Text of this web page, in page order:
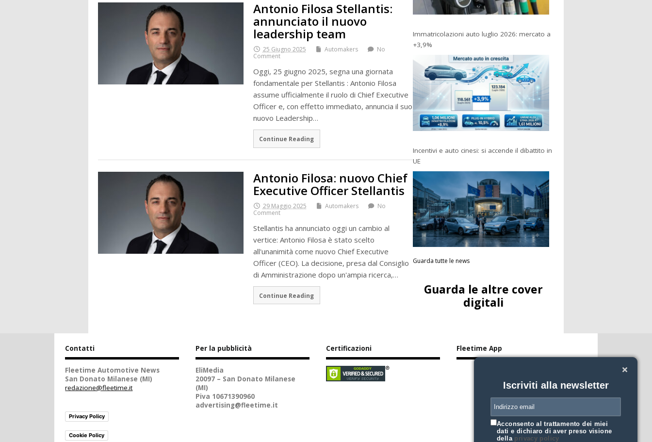
Antonio Filosa Stellantis:
annunciato il nuovo
leadership team
25 Giugno 2025 Automakers
No
Comment
Oggi, 25 giugno 2025, segna una giornata
fondamentale per Stellantis : Antonio Filosa
assume ufficialmente il ruolo di Chief Executive
Officer e, con effetto immediato, annuncia il suo
nuovo Leadership…
Continue Reading
Antonio Filosa: nuovo Chief
Executive Officer Stellantis
29 Maggio 2025 Automakers
No
Comment
Stellantis ha annunciato oggi un cambio al
vertice: Antonio Filosa è stato scelto
all'unanimità come nuovo Chief Executive
Officer (CEO). La decisione, presa dal Consiglio
di Amministrazione dopo un'ampia ricerca,…
Continue Reading
Immatricolazioni auto luglio 2026: mercato a
+3,9%
Incentivi e auto cinesi: si accende il dibattito in
UE
Guarda tutte le news
Iscriviti alla newsletter
Acconsento al trattamento dei miei
dati e dichiaro di aver preso visione
della privacy policy
Guarda le altre cover
digitali
Contatti
Fleetime Automotive News
San Donato Milanese (MI)
redazione@fleetime.it
Privacy Policy
Cookie Policy
Per la pubblicità
EliMedia
20097 – San Donato Milanese
(MI)
Piva 10671390960
advertising@fleetime.it
Certificazioni Fleetime App